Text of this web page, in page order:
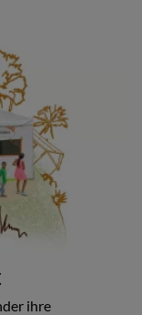
ihre